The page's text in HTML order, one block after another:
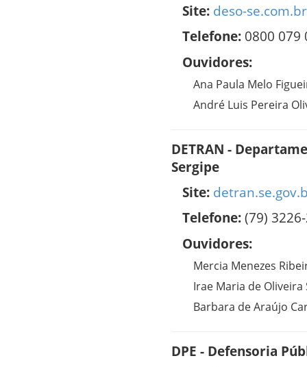
Site: deso-se.com.br
Telefone: 0800 079
Ouvidores:
Ana Paula Melo
André Luis Pereira
DETRAN -
Sergipe
Site:
Telefone:(79)
Ouvidores:
Mercia Menezes
Irae Maria de Oliveira
Barbara de Araújo
DPE - Defensoria